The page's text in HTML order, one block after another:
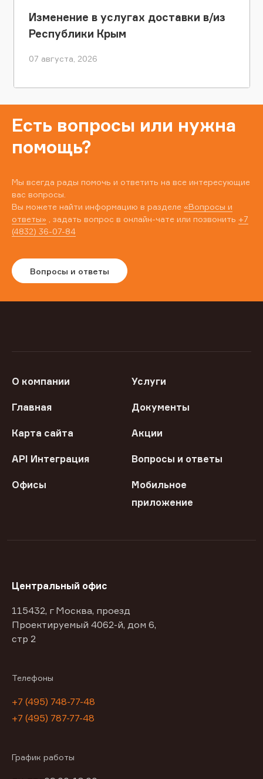
Изменение в услугах доставки в/из
Республики Крым
07 августа, 2026
Есть вопросы или нужна
помощь?
Мы всегда рады помочь и ответить на все интересующие
вас вопросы.
Вы можете найти информацию в разделе «Вопросы и
ответы» , задать вопрос в онлайн-чате или позвонить +7
(4832) 36-07-84
Вопросы и ответы
О компании Услуги
Главная Документы
Карта сайта Акции
API Интеграция Вопросы и ответы
Офисы
Мобильное
приложение
Центральный офис
115432, г Москва, проезд
Проектируемый 4062-й, дом 6,
стр 2
Телефоны
+7 (495) 748-77-48
+7 (495) 787-77-48
График работы